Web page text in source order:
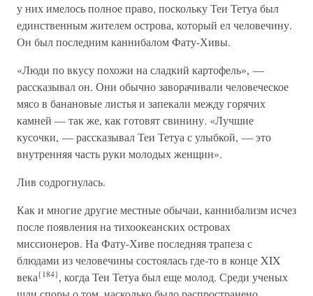
у них имелось полное право, поскольку Теи Тетуа был
единственным жителем острова, который ел человечину.
Он был последним каннибалом Фату-Хивы.
«Люди по вкусу похожи на сладкий картофель», —
рассказывал он. Они обычно заворачивали человеческое
мясо в банановые листья и запекали между горячих
камней — так же, как готовят свинину. «Лучшие
кусочки, — рассказывал Теи Тетуа с улыбкой, — это
внутренняя часть руки молодых женщин».
Лив содрогнулась.
Как и многие другие местные обычаи, каннибализм исчез
после появления на тихоокеанских островах
миссионеров. На Фату-Хиве последняя трапеза с
блюдами из человечины состоялась где-то в конце XIX
века{184}, когда Теи Тетуа был еще молод. Среди ученых